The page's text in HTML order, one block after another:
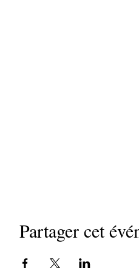
Partager cet